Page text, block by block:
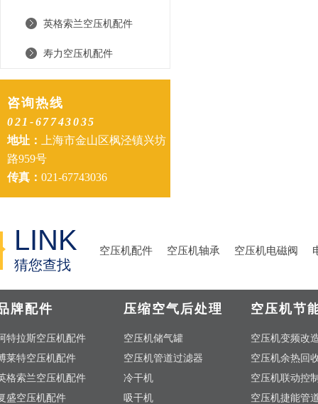
英格索兰空压机配件
寿力空压机配件
咨询热线
021-67743035
地址：
上海市金山区枫泾镇兴坊
路959号
传真： 021-67743036
LINK
猜您查找
空压机配件 空压机轴承 空压机电磁阀
牌配件
特拉斯空压机配件
莱特空压机配件
格索兰空压机配件
盛空压机配件
压缩空气后处理
空压机储气罐
空压机管道过滤器
冷干机
吸干机
空压机节
空压机变频改
空压机余热回
空压机联动控
空压机捷能管